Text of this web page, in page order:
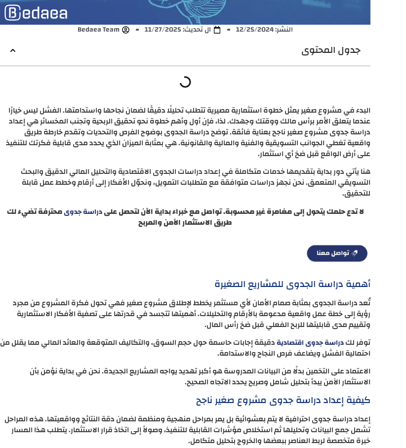
النشر:12/25/2024 ال تحديث: 11/27/2025 Bedaea Team
جدول المحتوى
البدء في مشروع صغير يمثل خطوة استثمارية مصيرية تتطلب تحليلًا دقيقًا لضمان نجاحها واستدامتها. الفشل ليس خيارًا
عندما يتعلق الأمر برأس مالك ووقتك وجهدك. لذا، فإن أول وأهم خطوة نحو تحقيق الربحية وتجنب المخسائر هي إعداد
دراسة جدوى مشروع صغير ناجح بعناية فائقة. توضح دراسة الجدوى بوضوح الفرص والتحديات وتقدم خارطة طريق
واقعية تغطي الجوانب التسويقية والفنية والمالية والقانونية. هي بمثابة الميزان الذي يحدد مدى قابلية فكرتك للتنفيذ
على أرض الواقع قبل ضخ أي استثمار.
هنا يأتي دور بداية بتقديمها خدمات متكاملة في إعداد دراسات الجدوى الاقتصادية والتحليل المالي الدقيق والبحث
التسويقي المتعمق. نحن نجهز دراسات متوافقة مع متطلبات التمويل، ونحوّل الأفكار إلى أرقام وخطط عمل قابلة
للتحقيق.
لا تدع حلمك يتحول إلى مغامرة غير محسوبة. تواصل مع خبراء بداية الآن لتحصل علىدراسة جدوىمحترفة تضيء لك
طريق الاستثمار الآمن والمربح
أهمية دراسة الجدوى للمشاريع الصغيرة
تُعد دراسة الجدوى بمثابة صمام الأمان لأي مستثمر يخطط لإطلاق مشروع صغير فهي تحول فكرة المشروع من مجرد
رؤية إلى خطة عمل واقعية مدعومة بالأرقام والتحليلات. أهميتها تتجسد في قدرتها على تصفية الأفكار الاستثمارية
وتقييم مدى قابليتها للربح الفعلي قبل ضخ رأس المال.
توفر لكدراسة جدوى اقتصاديةدقيقة إجابات حاسمة حول حجم السوق، والتكاليف المتوقعة والعائد المالي مما يقلل من
احتمالية الفشل ويضاعف فرص النجاح والاستدامة.
الاعتماد على التخمين بدلًا من البيانات المدروسة هو أكبر تهديد يواجه المشاريع الجديدة. نحن في بداية نؤمن بأن
الاستثمار الآمن يبدأ بتحليل شامل وصريح يحدد الاتجاه الصحيح.
كيفية إعداد دراسة جدوى مشروع صغير ناجح
إعداد دراسة جدوى احترافية لا يتم بعشوائية بل يمر بمراحل منهجية ومنظمة لضمان دقة النتائج وواقعيتها. هذه المراحل
تشمل جمع البيانات وتحليلها ثم استخلاص مؤشرات القابلية للتنفيذ، وصولاً إلى اتخاذ قرار الاستثمار. يتطلب هذا المسار
خبرة متخصصة لربط العناصر ببعضها والخروج بتحليل متكامل.